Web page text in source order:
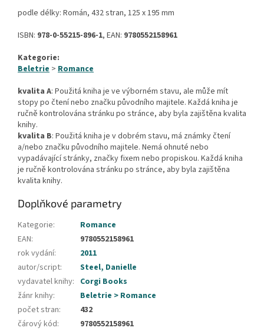
podle délky: Román, 432 stran, 125 x 195 mm
ISBN: 978-0-55215-896-1, EAN: 9780552158961
Kategorie:
Beletrie > Romance
kvalita A: Použitá kniha je ve výborném stavu, ale může mít
stopy po čtení nebo značku původního majitele. Každá kniha je
ručně kontrolována stránku po stránce, aby byla zajištěna kvalita
knihy.
kvalita B: Použitá kniha je v dobrém stavu, má známky čtení
a/nebo značku původního majitele. Nemá ohnuté nebo
vypadávající stránky, značky fixem nebo propiskou. Každá kniha
je ručně kontrolována stránku po stránce, aby byla zajištěna
kvalita knihy.
Doplňkové parametry
Kategorie:
Romance
EAN:
9780552158961
rok vydání:
2011
autor/script:
Steel, Danielle
vydavatel knihy: Corgi Books
žánr knihy:
Beletrie > Romance
počet stran:
432
čárový kód: 9780552158961